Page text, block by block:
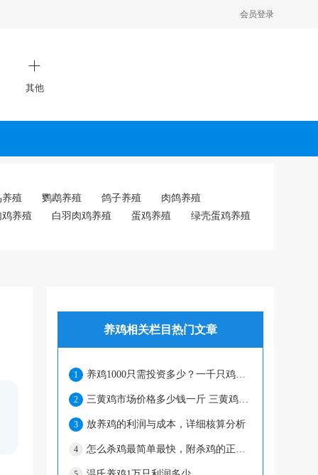
会员登录
其他
殖 鹦鹉养殖 鸽子养殖
肉鸽养殖
鸡养殖
白羽肉鸡养殖 蛋鸡养殖 绿壳蛋鸡养殖
养鸡相关栏目热门文章
1 养鸡1000只需投资多少？一千只鸡一年利润多少？
2 三黄鸡市场价格多少钱一斤 三黄鸡为什么那么便宜
3 放养鸡的利润与成本，详细核算分析
4 怎么杀鸡最简单最快，附杀鸡的正确方法（含取内脏）